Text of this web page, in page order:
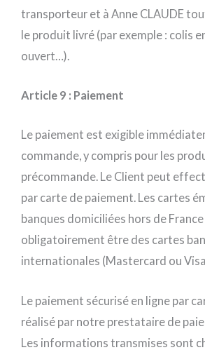
transporteur et à Anne CLAUDE
le produit livré (par exemple : colis
ouvert…).
Article 9 : Paiement
Le paiement est exigible
commande, y compris pour les
précommande. Le Client peut
par carte de paiement. Les cartes
banques domiciliées hors de
obligatoirement être des cartes
internationales (Mastercard ou
Le paiement sécurisé en ligne par
réalisé par notre prestataire de
Les informations transmises sont